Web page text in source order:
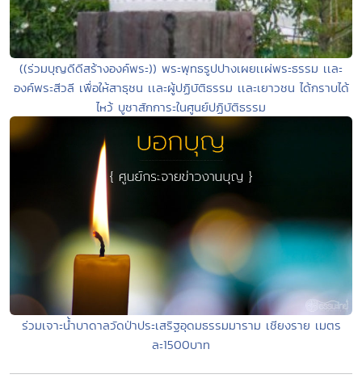
((ร่วมบุญดีดีสร้างองค์พระ)) พระพุทธรูปปางเผยเเผ่พระธรรม เเละ
องค์พระสีวลี เพื่อให้สาธุชน เเละผู้ปฏิบัติธรรม เเละเยาวชน ได้กราบได้
ไหว้ บูชาสักการะในศูนย์ปฏิบัติธรรม
ร่วมเจาะน้ำบาดาลวัดป่าประเสริฐอุดมธรรมมาราม เชียงราย เมตร
ละ1500บาท